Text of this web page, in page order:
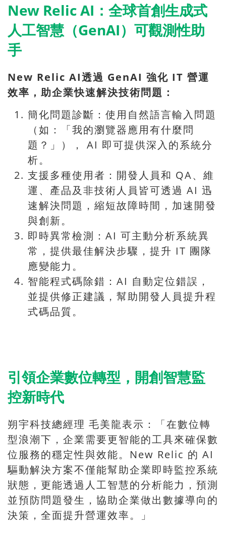
New Relic AI：全球首創生成式
人工智慧（GenAI）可觀測性助
手
New Relic AI透過 GenAI 強化 IT 營運
效率，助企業快速解決技術問題：
簡化問題診斷：使用自然語言輸入問題
（如：「我的瀏覽器應用有什麼問
題？」）， AI 即可提供深入的系統分
析。
支援多種使用者：開發人員和 QA、維
運、產品及非技術人員皆可透過 AI 迅
速解決問題，縮短故障時間，加速開發
與創新。
即時異常檢測：AI 可主動分析系統異
常，提供最佳解決步驟，提升 IT 團隊
應變能力。
智能程式碼除錯：AI 自動定位錯誤，
並提供修正建議，幫助開發人員提升程
式碼品質。
引領企業數位轉型，開創智慧監
控新時代
朔宇科技總經理 毛美龍表示：「在數位轉
型浪潮下，企業需要更智能的工具來確保數
位服務的穩定性與效能。New Relic 的 AI
驅動解決方案不僅能幫助企業即時監控系統
狀態，更能透過人工智慧的分析能力，預測
並預防問題發生，協助企業做出數據導向的
決策，全面提升營運效率。」